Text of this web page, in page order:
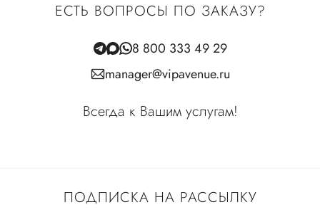
ПОДПИСКА НА РАССЫЛКУ
ЕСТЬ ВОПРОСЫ ПО ЗАКАЗУ?
8 800 333 49 29
manager@vipavenue.ru
Всегда к Вашим услугам!